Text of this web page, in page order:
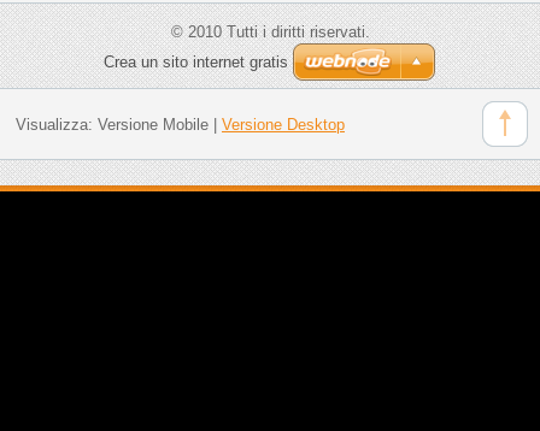
© 2010 Tutti i diritti riservati.
Crea un sito internet gratis
Visualizza: Versione Mobile| Versione Desktop